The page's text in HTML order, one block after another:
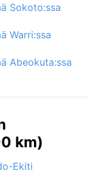
Sokoto:ssa
Warri:ssa
Abeokuta:ssa
km)
Ekiti